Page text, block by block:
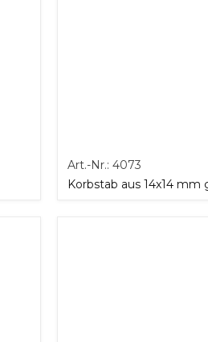
Art.-Nr.: 4073
Korbstab aus 14x14